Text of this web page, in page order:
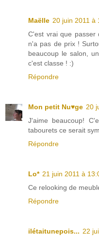
Maëlle 20 juin 2011 à
C'est vrai que passer
n'a pas de prix !
beaucoup le salon,
c'est classe ! :)
Répondre
Mon petit Nu♥ge 20
J'aime beaucoup!
tabourets ce serait
Répondre
Lo* 21 juin 2011 à
Ce relooking de
Répondre
ilétaitunepois... 22